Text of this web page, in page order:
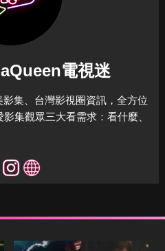
電視迷
集、台灣影視圈資訊，全方位
集觀眾三大看需求：看什麼、